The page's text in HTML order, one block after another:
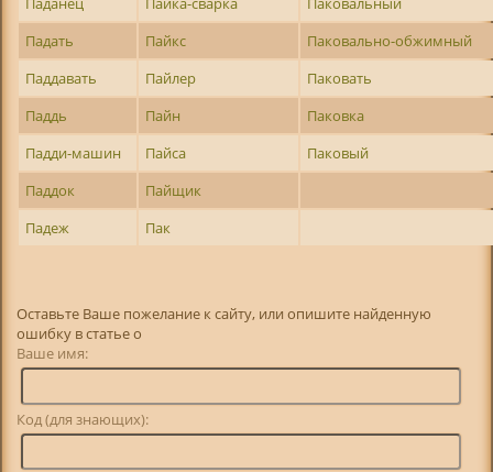
Падать
Пайкс
Паковально-обжимный
Паддавать
Пайлер
Паковать
Паддь
Пайн
Паковка
Падди-машин
Пайса
Паковый
Паддок
Пайщик
Падеж
Пак
Оставьте Ваше пожелание к сайту, или опишите найденную
ошибку в статье о
Ваше имя:
Код (для знающих):